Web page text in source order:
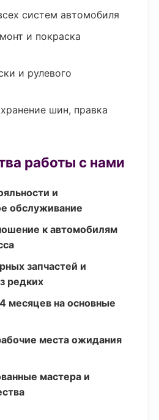
систем автомобиля
и покраска
и рулевого
шин, правка
работы с нами
и
обслуживание
к автомобилям
запчастей и
редких
месяцев на основные
места ожидания
мастера и